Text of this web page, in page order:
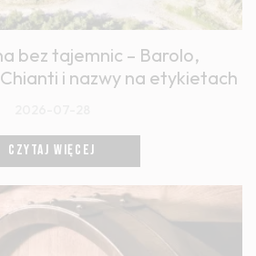
bez tajemnic – Barolo,
i nazwy na etykietach
CZYTAJ WIĘCEJ